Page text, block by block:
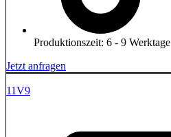
Produktionszeit: 6 - 9 Werktage
Jetzt anfragen
11V9